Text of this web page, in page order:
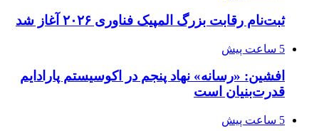
ثبت‌نام رقابت بزرگ المپیک فناوری ۲۰۲۶ آغاز شد
5 ساعت پیش
افشین: «رسانه» نهاد پنجم در اکوسیستم پارادایم
قدرت‌بنیان است
5 ساعت پیش